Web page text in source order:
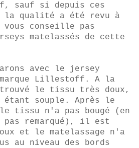
sauf si depuis ces
la qualité a été revu à
conseille pas
matelassés de cette
avec le jersey
Lillestoff. A la
le tissu très doux,
étant souple. Après le
tissu n'a pas bougé (en
remarqué), il est
et le matelassage n'a
au niveau des bords